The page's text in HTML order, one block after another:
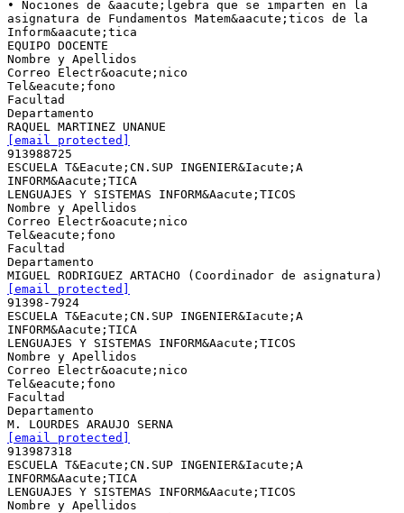
• Nociones de &aacute;lgebra que se imparten en la
asignatura de Fundamentos Matem&aacute;ticos de la
Inform&aacute;tica
EQUIPO DOCENTE
Nombre y Apellidos
Correo Electr&oacute;nico
Tel&eacute;fono
Facultad
Departamento
[email protected]
913988725
ESCUELA T&Eacute;CN.SUP INGENIER&Iacute;A
INFORM&Aacute;TICA
LENGUAJES Y SISTEMAS INFORM&Aacute;TICOS
Nombre y Apellidos
Correo Electr&oacute;nico
Tel&eacute;fono
Facultad
Departamento
[email protected]
91398-7924
ESCUELA T&Eacute;CN.SUP INGENIER&Iacute;A
INFORM&Aacute;TICA
LENGUAJES Y SISTEMAS INFORM&Aacute;TICOS
Nombre y Apellidos
Correo Electr&oacute;nico
Tel&eacute;fono
Facultad
Departamento
[email protected]
913987318
ESCUELA T&Eacute;CN.SUP INGENIER&Iacute;A
INFORM&Aacute;TICA
LENGUAJES Y SISTEMAS INFORM&Aacute;TICOS
Nombre y Apellidos